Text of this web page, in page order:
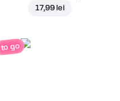
17,99 lei
to go